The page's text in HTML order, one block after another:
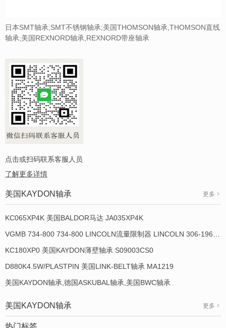
日本SMT轴承,SMT不锈钢轴承;美国THOMSON轴承,THOMSON直线
轴承;美国REXNORD轴承,REXNORD带座轴承
点击或扫码联系客服人员
了解更多详情
美国KAYDON轴承 更多
KC065XP4K 美国BALDOR马达 JA035XP4K
KC180XP0 美国KAYDON薄壁轴承 S09003CS0
D880K4.5W/PLASTPIN 美国LINK-BELT轴承 MA1219
美国KAYDON轴承,德国ASKUBAL轴承,美国BWC轴承
美国KAYDON轴承 更多
热门标签